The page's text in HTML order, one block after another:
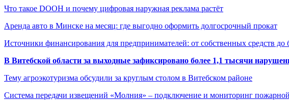
Что такое DOOH и почему цифровая наружная реклама растёт
Аренда авто в Минске на месяц: где выгодно оформить долгосрочный прокат
Источники финансирования для предпринимателей: от собственных средств до
В Витебской области за выходные зафиксировано более 1,1 тысячи
Тему агроэкотуризма обсудили за круглым столом в Витебском районе
Система передачи извещений «Молния» – подключение и мониторинг